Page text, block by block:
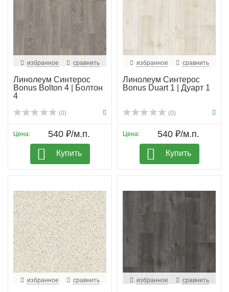
избранное сравнить
Линолеум Синтерос
Bonus Bolton 4 | Болтон
4
(0)
Цена: 540 ₽/м.п.
Купить
избранное сравнить
Линолеум Синтерос
Bonus Duart 1 | Дуарт 1
(0)
Цена: 540 ₽/м.п.
Купить
избранное сравнить избранное сравнить